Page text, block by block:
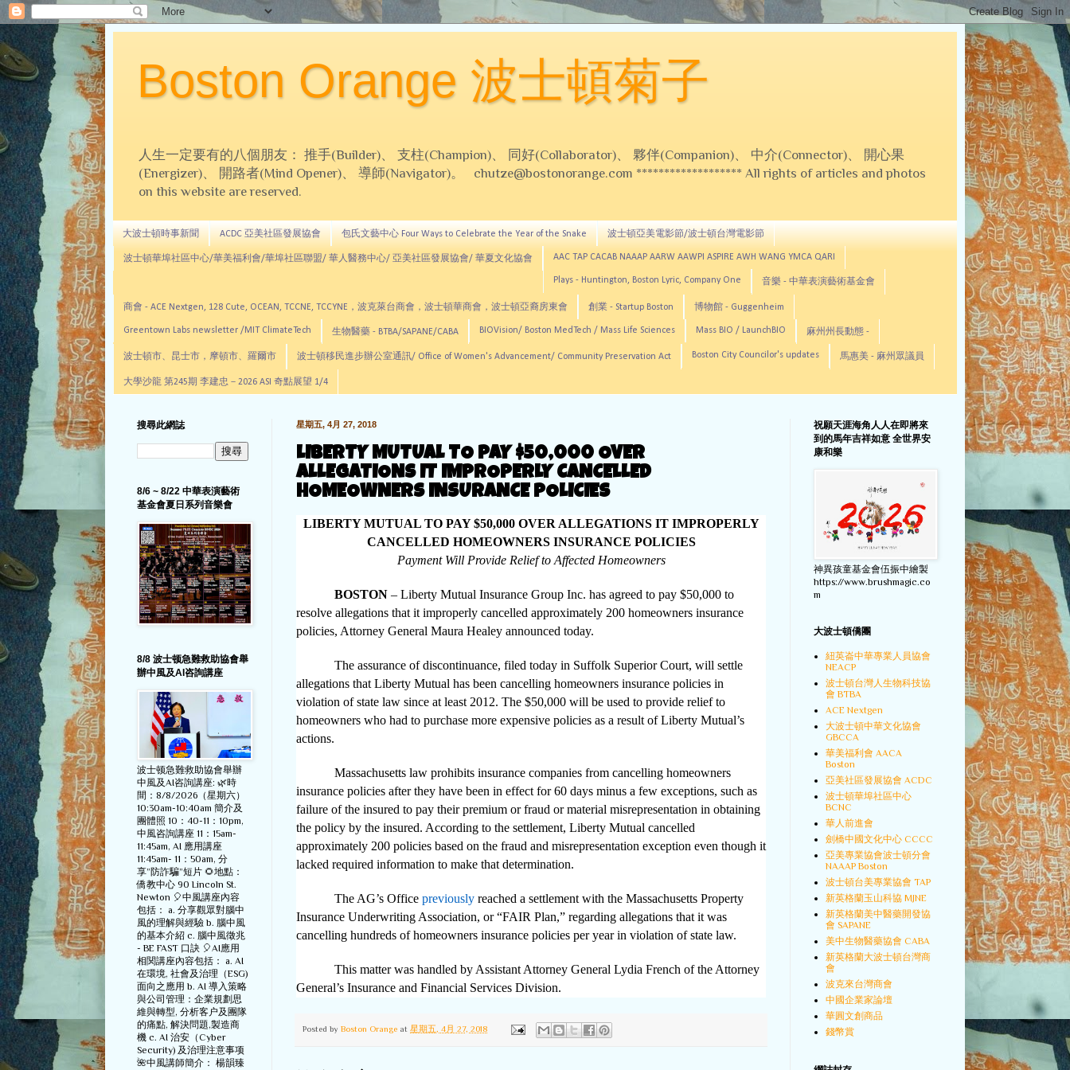
Boston Orange 波士頓菊子
人生一定要有的八個朋友： 推手(Builder)、 支柱(Champion)、 同好(Collaborator)、 夥伴(Companion)、 中介(Connector)、 開心果
(Energizer)、 開路者(Mind Opener)、 導師(Navigator)。 chutze@bostonorange.com ******************* All rights of articles and photos
on this website are reserved.
大波士頓時事新聞 ACDC 亞美社區發展協會 包氏文藝中心 Four Ways to Celebrate the Year of the Snake 波士頓亞美電影節/波士頓台灣電影節
波士頓華埠社區中心/華美福利會/華埠社區聯盟/ 華人醫務中心/ 亞美社區發展協會/ 華夏文化協會 AAC TAP CACAB NAAAP AARW AAWPI ASPIRE AWH WANG YMCA QARI
Plays - Huntington, Boston Lyric, Company One 音樂 - 中華表演藝術基金會
商會 - ACE Nextgen, 128 Cute, OCEAN, TCCNE, TCCYNE，波克萊台商會，波士頓華商會，波士頓亞裔房東會 創業 - Startup Boston 博物館 - Guggenheim
Greentown Labs newsletter /MIT ClimateTech 生物醫藥 - BTBA/SAPANE/CABA BIOVision/ Boston MedTech / Mass Life Sciences Mass BIO / LaunchBIO 麻州州長動態 -
波士頓市、昆士市，摩頓市、羅爾市 波士頓移民進步辦公室通訊/ Office of Women's Advancement/ Community Preservation Act Boston City Councilor's updates 馬惠美 - 麻州眾議員
大學沙龍 第245期 李建忠－2026 ASI 奇點展望 1/4
星期五, 4月 27, 2018
LIBERTY MUTUAL TO PAY $50,000 OVER
ALLEGATIONS IT IMPROPERLY CANCELLED
HOMEOWNERS INSURANCE POLICIES
LIBERTY MUTUAL TO PAY $50,000 OVER ALLEGATIONS IT IMPROPERLY
CANCELLED HOMEOWNERS INSURANCE POLICIES
Payment Will Provide Relief to Affected Homeowners
BOSTON – Liberty Mutual Insurance Group Inc. has agreed to pay $50,000 to
resolve allegations that it improperly cancelled approximately 200 homeowners insurance
policies, Attorney General Maura Healey announced today.
The assurance of discontinuance, filed today in Suffolk Superior Court, will settle
allegations that Liberty Mutual has been cancelling homeowners insurance policies in
violation of state law since at least 2012. The $50,000 will be used to provide relief to
homeowners who had to purchase more expensive policies as a result of Liberty Mutual’s
actions.
Massachusetts law prohibits insurance companies from cancelling homeowners
insurance policies after they have been in effect for 60 days minus a few exceptions, such as
failure of the insured to pay their premium or fraud or material misrepresentation in obtaining
the policy by the insured. According to the settlement, Liberty Mutual cancelled
approximately 200 policies based on the fraud and misrepresentation exception even though it
lacked required information to make that determination.
The AG’s Office previously reached a settlement with the Massachusetts Property
Insurance Underwriting Association, or “FAIR Plan,” regarding allegations that it was
cancelling hundreds of homeowners insurance policies per year in violation of state law.
This matter was handled by Assistant Attorney General Lydia French of the Attorney
General’s Insurance and Financial Services Division.
Posted by Boston Orange at 星期五, 4月 27, 2018
搜尋此網誌
8/6 ~ 8/22 中華表演藝術
基金會夏日系列音樂會
8/8 波士顿急難救助協會舉
辦中風及AI咨詢講座
波士顿急難救助協會舉辦
中風及AI咨詢講座: 🌿時
間：8/8/2026（星期六）
10:30am-10:40am 簡介及
團體照 10：40-11：10pm,
中風咨詢講座 11：15am-
11:45am, AI 應用講座
11:45am- 11：50am, 分
享”防詐騙”短片 🌻地點：
僑教中心 90 Lincoln St.
Newton 🎈中風講座內容
包括： a. 分享觀眾對腦中
風的理解與經驗 b. 腦中風
的基本介紹 c. 腦中風徵兆
- BE FAST 口訣 🎈AI應用
相関講座內容包括： a. AI
在環境, 社會及治理（ESG)
面向之應用 b. AI 導入策略
與公司管理：企業規劃思
維與轉型, 分析客户及團隊
的痛點, 解決問題,製造商
機 c. AI 治安（Cyber
Security) 及治理注意事项
🌺中風講師簡介： 楊韻臻
祝願天涯海角人人在即將來
到的馬年吉祥如意 全世界安
康和樂
神異孩童基金會伍振中繪製
https://www.brushmagic.co
m
大波士頓僑團
紐英崙中華專業人員協會
NEACP
波士頓台灣人生物科技協
會 BTBA
ACE Nextgen
大波士頓中華文化協會
GBCCA
華美福利會 AACA
Boston
亞美社區發展協會 ACDC
波士頓華埠社區中心
BCNC
華人前進會
劍橋中國文化中心 CCCC
亞美專業協會波士頓分會
NAAAP Boston
波士頓台美專業協會 TAP
新英格蘭玉山科協 MJNE
新英格蘭美中醫藥開發協
會 SAPANE
美中生物醫藥協會 CABA
新英格蘭大波士頓台灣商
會
波克來台灣商會
中國企業家論壇
華圓文創商品
錢幣賞